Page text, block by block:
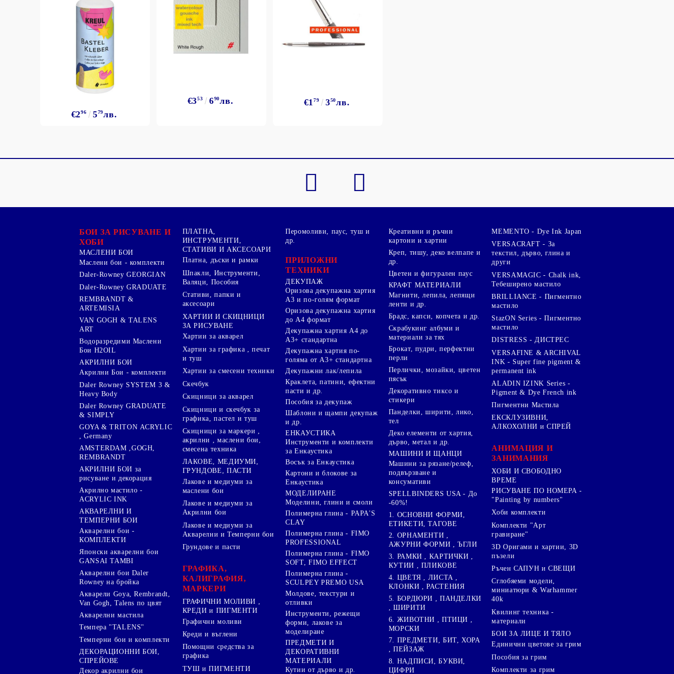
€296 579лв.
€353 690лв. €179 350лв.
БОИ ЗА РИСУВАНЕ И
ХОБИ
МАСЛЕНИ БОИ
Маслени бои - комплекти
Daler-Rowney GEORGIAN
Daler-Rowney GRADUATE
REMBRANDT &
ARTEMISIA
VAN GOGH & TALENS
ART
Водоразредими Маслени
Бои H2OIL
АКРИЛНИ БОИ
Акрилни Бои - комплекти
Daler Rowney SYSTEM 3 &
Heavy Body
Daler Rowney GRADUATE
& SIMPLY
GOYA & TRITON АCRYLIC
, Germany
AMSTERDAM ,GOGH,
REMBRANDT
АКРИЛНИ БОИ за
рисуване и декорация
Акрилно мастило -
ACRYLIC INK
АКВАРЕЛНИ И
ТЕМПЕРНИ БОИ
Акварелни бои -
КОМПЛЕКТИ
Японски акварелни бои
GANSAI TAMBI
Акварелни бои Daler
Rowney на бройка
Акварели Goya, Rembrandt,
Van Gogh, Talens по цвят
Акварелни мастила
Темпера "TALENS"
Темперни бои и комплекти
ДЕКОРАЦИОННИ БОИ,
СПРЕЙОВЕ
Декор акрилни бои
ПЛАТНА,
ИНСТРУМЕНТИ,
СТАТИВИ И АКСЕСОАРИ
Платна, дъски и рамки
Шпакли, Инструменти,
Валяци, Пособия
Стативи, папки и
аксесоари
ХАРТИИ И СКИЦНИЦИ
ЗА РИСУВАНЕ
Хартии за акварел
Хартии за графика , печат
и туш
Хартии за смесени техники
Скечбук
Скицници за акварел
Скицници и скечбук за
графика, пастел и туш
Скицници за маркери ,
акрилни , маслени бои,
смесена техника
ЛАКОВЕ, МЕДИУМИ,
ГРУНДОВЕ, ПАСТИ
Лакове и медиуми за
маслени бои
Лакове и медиуми за
Акрилни бои
Лакове и медиуми за
Акварелни и Темперни бои
Грундове и пасти
ГРАФИКА,
КАЛИГРАФИЯ,
МАРКЕРИ
ГРАФИЧНИ МОЛИВИ ,
КРЕДИ и ПИГМЕНТИ
Графични моливи
Креди и въглени
Помощни средства за
графика
ТУШ и ПИГМЕНТИ
Перомоливи, паус, туш и
др.
ПРИЛОЖНИ
ТЕХНИКИ
ДЕКУПАЖ
Оризова декупажна хартия
А3 и по-голям формат
Оризова декупажна хартия
до А4 формат
Декупажна хартия А4 до
А3+ стандартна
Декупажна хартия по-
голяма от А3+ стандартна
Декупажни лак/лепила
Краклета, патини, ефектни
пасти и др.
Пособия за декупаж
Шаблони и щампи декупаж
и др.
ЕНКАУСТИКА
Инструменти и комплекти
за Енкаустика
Восък за Енкаустика
Картони и блокове за
Енкаустика
МОДЕЛИРАНЕ
Моделини, глини и смоли
Полимерна глина - PAPA'S
CLAY
Полимерна глина - FIMO
PROFESSIONAL
Полимерна глина - FIMO
SOFT, FIMO EFFECT
Полимерна глина -
SCULPEY PREMO USA
Молдове, текстури и
отливки
Инструменти, режещи
форми, лакове за
моделиране
ПРЕДМЕТИ И
ДЕКОРАТИВНИ
МАТЕРИАЛИ
Кутии от дърво и др.
Креативни и ръчни
картони и хартии
Креп, тишу, деко велпапе и
др.
Цветен и фигурален паус
КРАФТ МАТЕРИАЛИ
Магнити, лепила, лепящи
ленти и др.
Брадс, капси, копчета и др.
Скрабукинг албуми и
материали за тях
Брокат, пудри, перфектни
перли
Перлички, мозайки, цветен
пясък
Декоративно тиксо и
стикери
Панделки, ширити, лико,
тел
Деко елементи от хартия,
дърво, метал и др.
МАШИНИ И ЩАНЦИ
Машини за рязане/релеф,
подвързване и
консумативи
SPELLBINDERS USA - До
-60%!
1. ОСНОВНИ ФОРМИ,
ЕТИКЕТИ, ТАГОВЕ
2. ОРНАМЕНТИ ,
АЖУРНИ ФОРМИ , ЪГЛИ
3. РАМКИ , КАРТИЧКИ ,
КУТИИ , ПЛИКОВЕ
4. ЦВЕТЯ , ЛИСТА ,
КЛОНКИ , РАСТЕНИЯ
5. БОРДЮРИ , ПАНДЕЛКИ
, ШИРИТИ
6. ЖИВОТНИ , ПТИЦИ ,
МОРСКИ
7. ПРЕДМЕТИ, БИТ, ХОРА
, ПЕЙЗАЖ
8. НАДПИСИ, БУКВИ,
ЦИФРИ
MEMENTO - Dye Ink Japan
VERSACRAFT - За
текстил, дърво, глина и
други
VERSAMAGIC - Chalk ink,
Тебеширено мастило
BRILLIANCE - Пигментно
мастило
StazON Series - Пигментно
мастило
DISTRESS - ДИСТРЕС
VERSAFINE & ARCHIVAL
INK - Super fine pigment &
permanent ink
ALADIN IZINK Series -
Pigment & Dye French ink
Пигментни Мастила
ЕКСКЛУЗИВНИ,
АЛКОХОЛНИ и СПРЕЙ
АНИМАЦИЯ И
ЗАНИМАНИЯ
ХОБИ И СВОБОДНО
ВРЕМЕ
РИСУВАНЕ ПО НОМЕРА -
"Painting by numbers"
Хоби комплекти
Комплекти "Арт
гравиране"
3D Оригами и хартии, 3D
пъзели
Ръчен САПУН и СВЕЩИ
Сглобяеми модели,
миниатюри & Warhammer
40k
Квилинг техника -
материали
БОИ ЗА ЛИЦЕ И ТЯЛО
Единични цветове за грим
Пособия за грим
Комплекти за грим